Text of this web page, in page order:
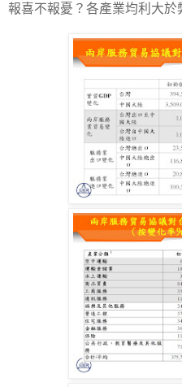
報喜不報憂？各產業均利大於